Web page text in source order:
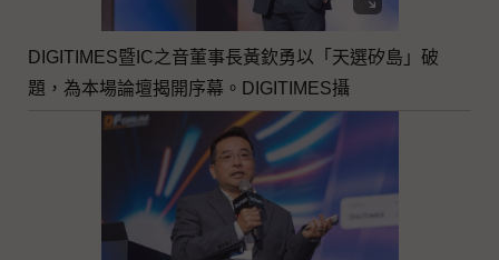
DIGITIMES暨IC之音董事長黃欽勇以「天選矽島」破
題，為本場論壇揭開序幕。DIGITIMES攝